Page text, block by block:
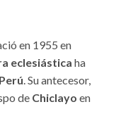
en 1955 en
eclesiástica ha
Perú. Su antecesor,
de Chiclayo en